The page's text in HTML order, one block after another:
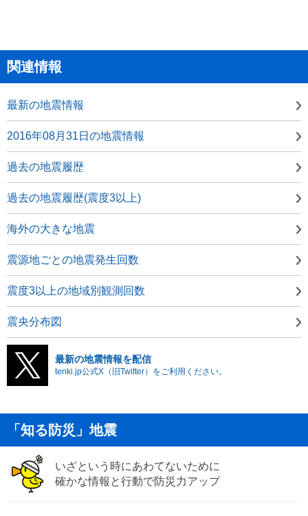
関連情報
最新の地震情報
2016年08月31日の地震情報
過去の地震履歴
過去の地震履歴(震度3以上)
海外の大きな地震
震源地ごとの地震発生回数
震度3以上の地域別観測回数
震央分布図
最新の地震情報を配信
tenki.jp公式X（旧Twitter）をご利用ください。
「知る防災」地震
いざという時にあわてないために
確かな情報と行動で防災力アップ